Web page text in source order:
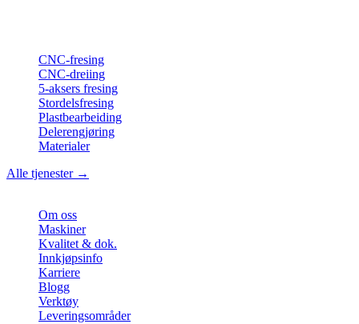
CNC-fresing
CNC-dreiing
5-aksers fresing
Stordelsfresing
Plastbearbeiding
Delerengjøring
Materialer
Alle tjenester →
Om oss
Maskiner
Kvalitet & dok.
Innkjøpsinfo
Karriere
Blogg
Verktøy
Leveringsområder